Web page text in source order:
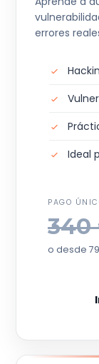
errores
Ideal
PAGO
340
o desde